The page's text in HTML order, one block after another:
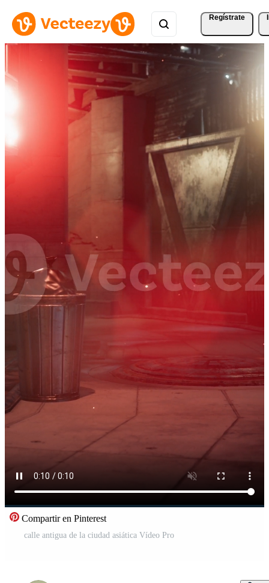
Regístrate
Compartir en Pinterest
calle antigua de la ciudad asiática Vídeo Pro